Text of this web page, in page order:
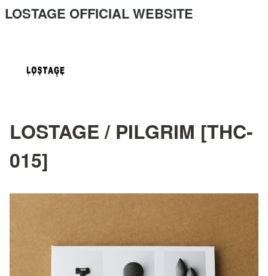
LOSTAGE OFFICIAL WEBSITE
LOSTAGE / PILGRIM [THC-
015]